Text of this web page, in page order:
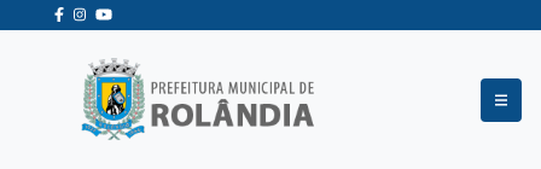
Ir para o conteudo
Ir para o fim do conteudo